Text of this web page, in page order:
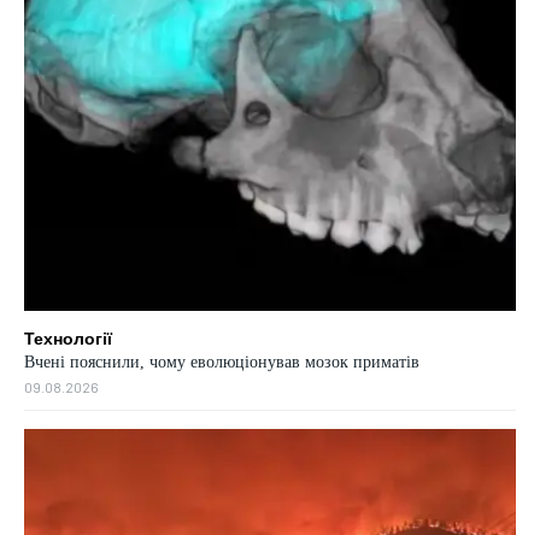
Технології
Вчені пояснили, чому еволюціонував мозок приматів
09.08.2026